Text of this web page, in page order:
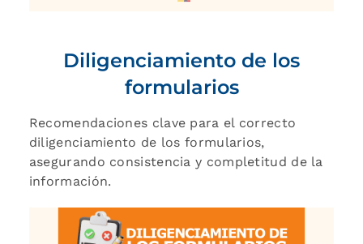
Diligenciamiento de los
formularios
Recomendaciones clave para el correcto
diligenciamiento de los formularios,
asegurando consistencia y completitud de la
información.